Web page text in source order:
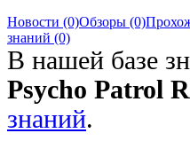
Новости (0)Обзоры (0)
знаний (0)
В нашей базе
Psycho Patrol R
знаний.